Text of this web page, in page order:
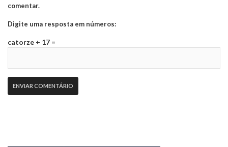
comentar.
Digite uma resposta em números:
catorze + 17 =